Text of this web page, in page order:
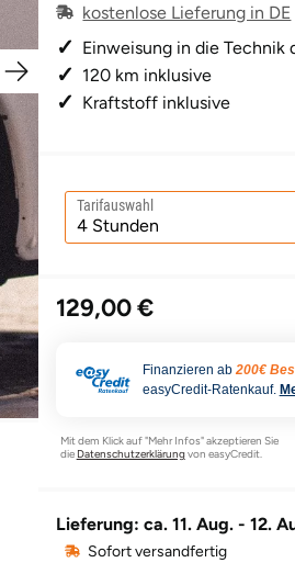
kostenlose Lieferung in DE
Einweisung in die Technik
120 km inklusive
Kraftstoff inklusive
Tarifauswahl
129,00 €
Finanzieren ab 200€
easyCredit-Ratenkauf.
Mit dem Klick auf "Mehr Infos" akzeptieren Sie
die Datenschutzerklärungvon easyCredit.
Lieferung: ca. 11. Aug. - 12.
Sofort versandfertig